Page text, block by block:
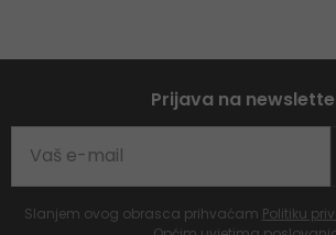
Prijava na
Slanjem ovog obrasca prihvaćam Politiku